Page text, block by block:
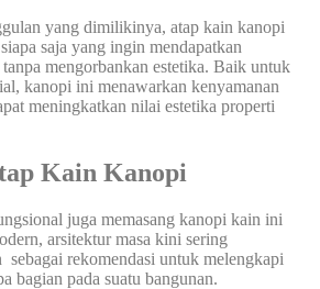
yang dimilikinya, atap kain kanopi
saja yang ingin mendapatkan
mengorbankan estetika. Baik untuk
kanopi ini menawarkan kenyamanan
meningkatkan nilai estetika properti
Kain Kanopi
juga memasang kanopi kain ini
arsitektur masa kini sering
rekomendasi untuk melengkapi
bagian pada suatu bangunan.